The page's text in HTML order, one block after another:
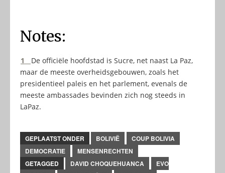
Notes:
1
De officiële hoofdstad is Sucre, net naast La Paz,
maar de meeste overheidsgebouwen, zoals het
presidentieel paleis en het parlement, evenals de
meeste ambassades bevinden zich nog steeds in
LaPaz.
GEPLAATST ONDER BOLIVIË
COUP BOLIVIA
DEMOCRATIE
MENSENRECHTEN
GETAGGED
DAVID CHOQUEHUANCA
EVO